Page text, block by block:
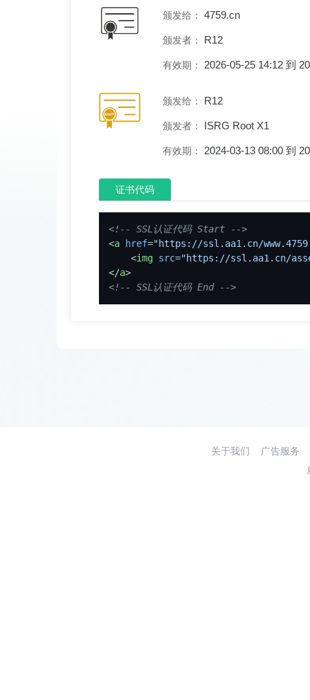
颁发给： 4759.cn
颁发者： R12
有效期： 2026-05-25 14:12 到
颁发给： R12
颁发者： ISRG Root X1
有效期： 2024-03-13 08:00 到
证书代码
<!-- SSL认证代码 Start -->
<a href="https://ssl.aa1.cn/
<img src="https://ssl.aa1.cn/
</a>
<!-- SSL认证代码 End -->
关于我们 广告服务